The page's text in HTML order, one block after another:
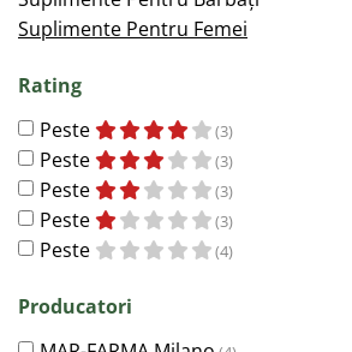
Suplimente Pentru Femei
Rating
Peste
(3)
Peste (3)
Peste (3)
Peste (3)
Peste (4)
Producatori